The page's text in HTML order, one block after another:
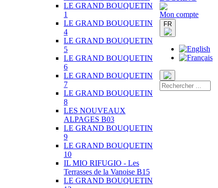
LE GRAND BOUQUETIN
1
LE GRAND BOUQUETIN
4
LE GRAND BOUQUETIN
5
LE GRAND BOUQUETIN
6
LE GRAND BOUQUETIN
7
LE GRAND BOUQUETIN
8
LES NOUVEAUX
ALPAGES B03
LE GRAND BOUQUETIN
9
LE GRAND BOUQUETIN
10
IL MIO RIFUGIO - Les
Terrasses de la Vanoise B15
LE GRAND BOUQUETIN
Mon compte
FR